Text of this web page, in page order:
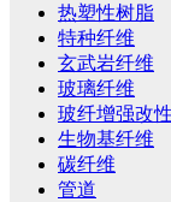
热塑性树脂
特种纤维
玄武岩纤维
玻璃纤维
玻纤增强改
生物基纤维
碳纤维
管道